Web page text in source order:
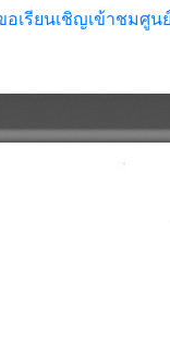
เรียนเชิญเข้าชมศูน